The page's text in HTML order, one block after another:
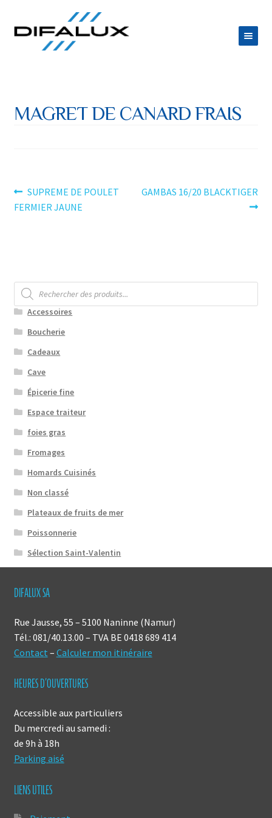
à
au
contenu
PRODUITS
Ouvrir
enfant
menu
enfant
CONTACT
MAGRET DE CANARD FRAIS
Navigation
de
Article
précédent :
SUPREME DE POULET
FERMIER JAUNE
Article
GAMBAS 16/20 BLACKTIGER
Recherche
de
produits
Accessoires
Boucherie
Cadeaux
Cave
Épicerie fine
Espace traiteur
foies gras
Fromages
Homards Cuisinés
Non classé
Plateaux de fruits de mer
Poissonnerie
Sélection Saint-Valentin
DIFALUX SA
Rue Jausse, 55 – 5100 Naninne (Namur)
Tél.: 081/40.13.00 – TVA BE 0418 689 414
Contact – Calculer mon itinéraire
HEURES D’OUVERTURES
Accessible aux particuliers
Du mercredi au samedi :
de 9h à 18h
Parking aisé
LIENS UTILES